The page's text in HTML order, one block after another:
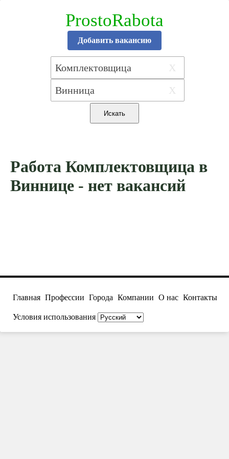
ProstoRabota
Добавить вакансию
X
X
Работа Комплектовщица в
Виннице - нет вакансий
Главная Профессии Города Компании О нас Контакты
Условия использования